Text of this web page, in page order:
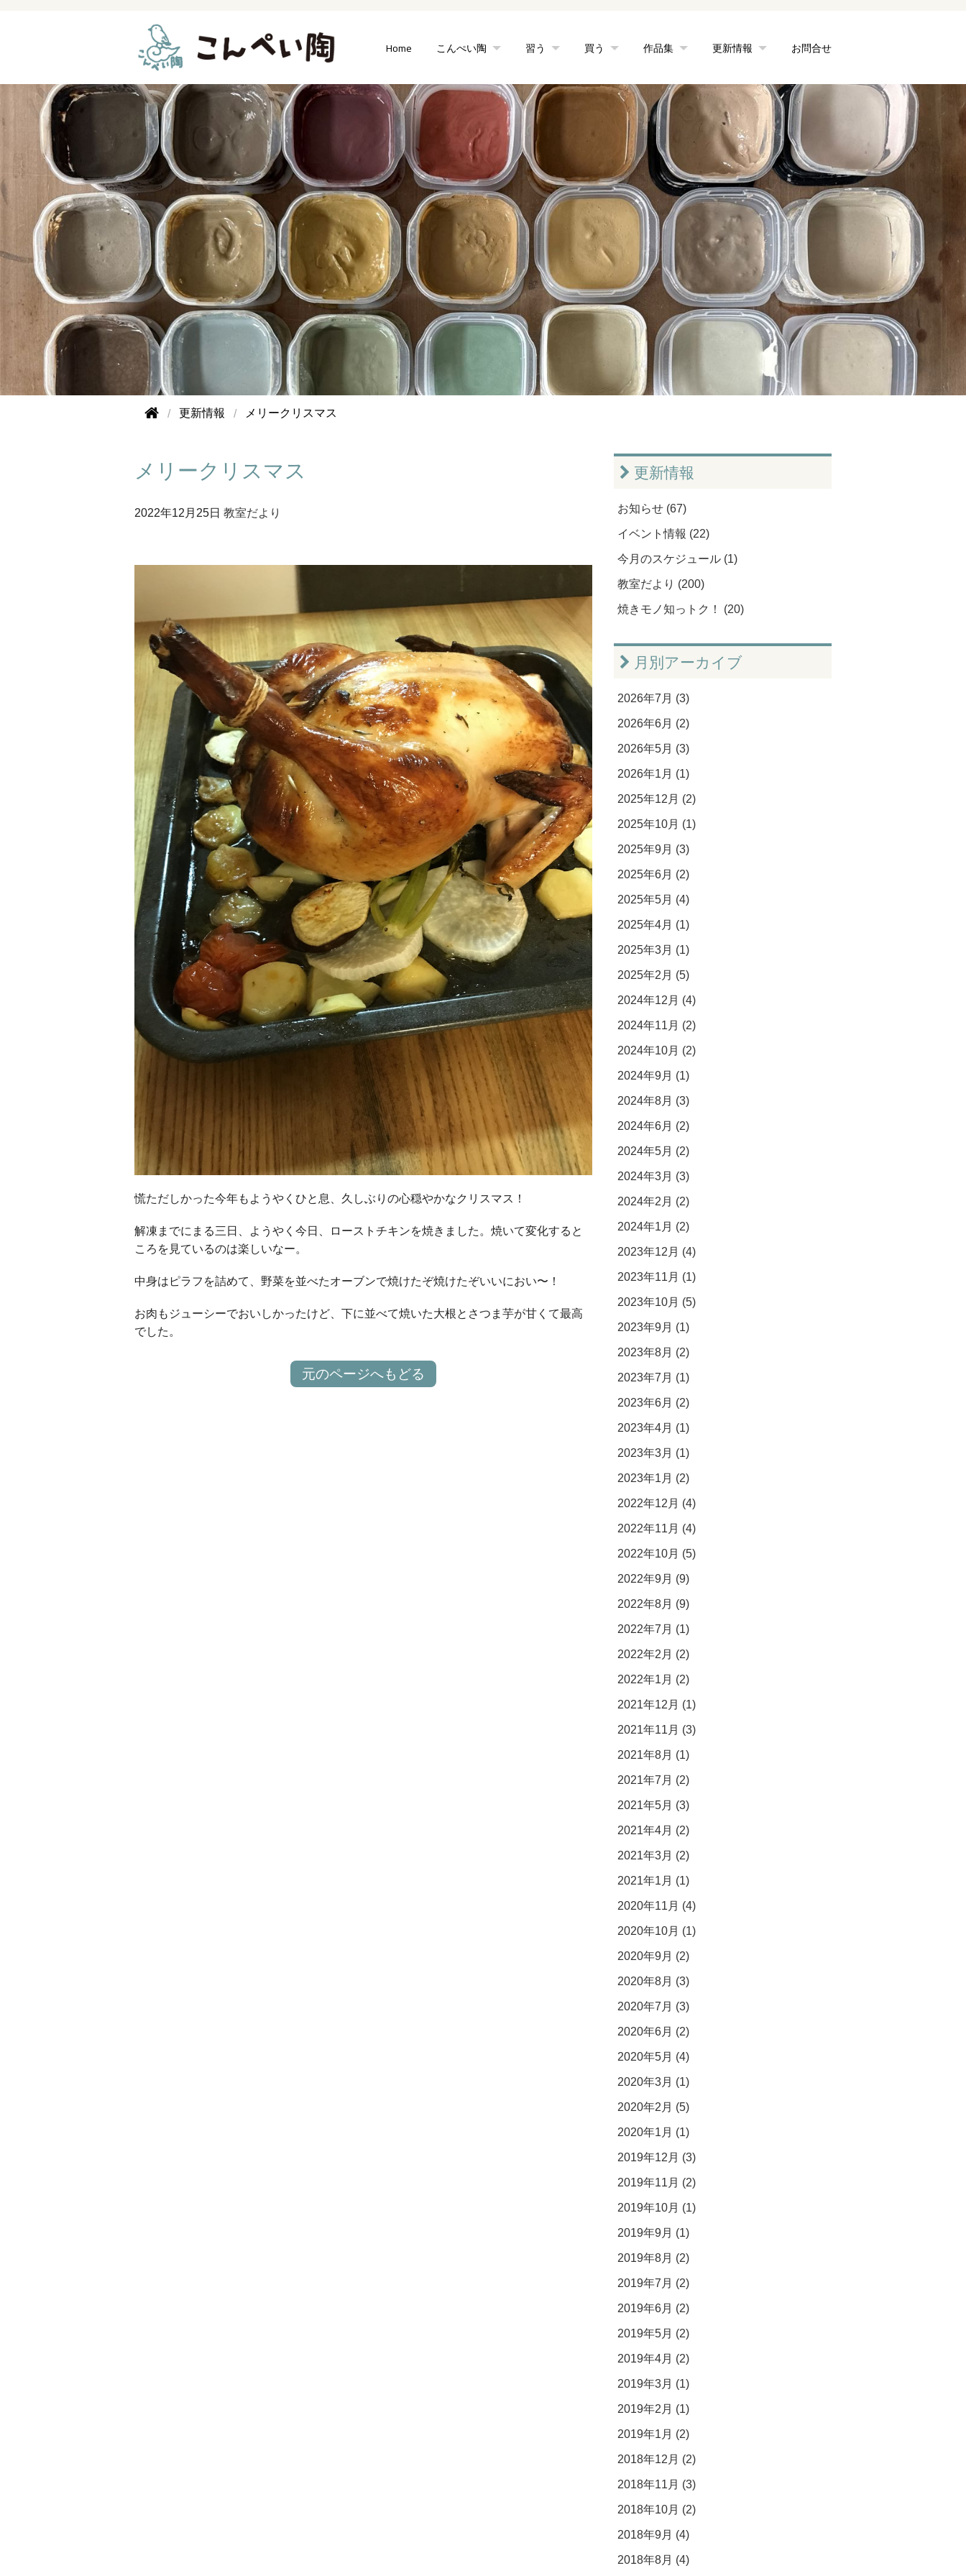
Home こんぺい陶 習う 買う 作品集 更新情報 お問合せ
更新情報 メリークリスマス
メリークリスマス
2022年12月25日 教室だより
慌ただしかった今年もようやくひと息、久しぶりの心穏やかなクリスマス！
解凍までにまる三日、ようやく今日、ローストチキンを焼きました。焼いて変化すると
ころを見ているのは楽しいなー。
中身はピラフを詰めて、野菜を並べたオーブンで焼けたぞ焼けたぞいいにおい〜！
お肉もジューシーでおいしかったけど、下に並べて焼いた大根とさつま芋が甘くて最高
でした。
元のページへもどる
更新情報
お知らせ (67)
イベント情報 (22)
今月のスケジュール (1)
教室だより (200)
焼きモノ知っトク！ (20)
月別アーカイブ
2026年7月 (3)
2026年6月 (2)
2026年5月 (3)
2026年1月 (1)
2025年12月 (2)
2025年10月 (1)
2025年9月 (3)
2025年6月 (2)
2025年5月 (4)
2025年4月 (1)
2025年3月 (1)
2025年2月 (5)
2024年12月 (4)
2024年11月 (2)
2024年10月 (2)
2024年9月 (1)
2024年8月 (3)
2024年6月 (2)
2024年5月 (2)
2024年3月 (3)
2024年2月 (2)
2024年1月 (2)
2023年12月 (4)
2023年11月 (1)
2023年10月 (5)
2023年9月 (1)
2023年8月 (2)
2023年7月 (1)
2023年6月 (2)
2023年4月 (1)
2023年3月 (1)
2023年1月 (2)
2022年12月 (4)
2022年11月 (4)
2022年10月 (5)
2022年9月 (9)
2022年8月 (9)
2022年7月 (1)
2022年2月 (2)
2022年1月 (2)
2021年12月 (1)
2021年11月 (3)
2021年8月 (1)
2021年7月 (2)
2021年5月 (3)
2021年4月 (2)
2021年3月 (2)
2021年1月 (1)
2020年11月 (4)
2020年10月 (1)
2020年9月 (2)
2020年8月 (3)
2020年7月 (3)
2020年6月 (2)
2020年5月 (4)
2020年3月 (1)
2020年2月 (5)
2020年1月 (1)
2019年12月 (3)
2019年11月 (2)
2019年10月 (1)
2019年9月 (1)
2019年8月 (2)
2019年7月 (2)
2019年6月 (2)
2019年5月 (2)
2019年4月 (2)
2019年3月 (1)
2019年2月 (1)
2019年1月 (2)
2018年12月 (2)
2018年11月 (3)
2018年10月 (2)
2018年9月 (4)
2018年8月 (4)